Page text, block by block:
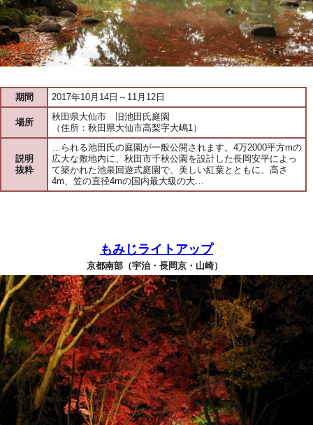
期間 2017年10月14日～11月12日
場所
秋田県大仙市 旧池田氏庭園
（住所：秋田県大仙市高梨字大嶋1）
説明
抜粋
…られる池田氏の庭園が一般公開されます。4万2000平方mの
広大な敷地内に、秋田市千秋公園を設計した長岡安平によっ
て築かれた池泉回遊式庭園で、美しい紅葉とともに、高さ
4m、笠の直径4mの国内最大級の大…
もみじライトアップ
京都南部（宇治・長岡京・山崎）